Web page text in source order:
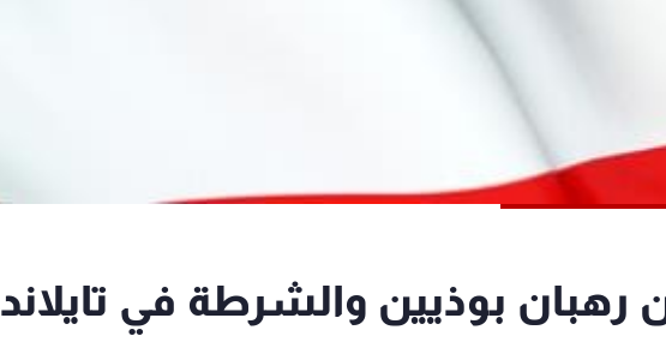
بوذيين والشرطة في تايلاند